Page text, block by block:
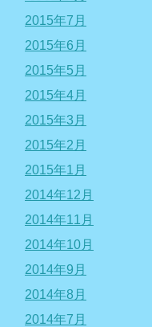
2015年7月
2015年6月
2015年5月
2015年4月
2015年3月
2015年2月
2015年1月
2014年12月
2014年11月
2014年10月
2014年9月
2014年8月
2014年7月